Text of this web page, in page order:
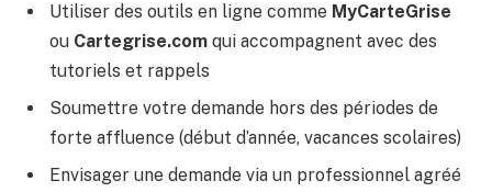
Utiliser des outils en ligne comme MyCarteGrise
ou Cartegrise.com qui accompagnent avec des
tutoriels et rappels
Soumettre votre demande hors des périodes de
forte affluence (début d’année, vacances scolaires)
Envisager une demande via un professionnel agréé